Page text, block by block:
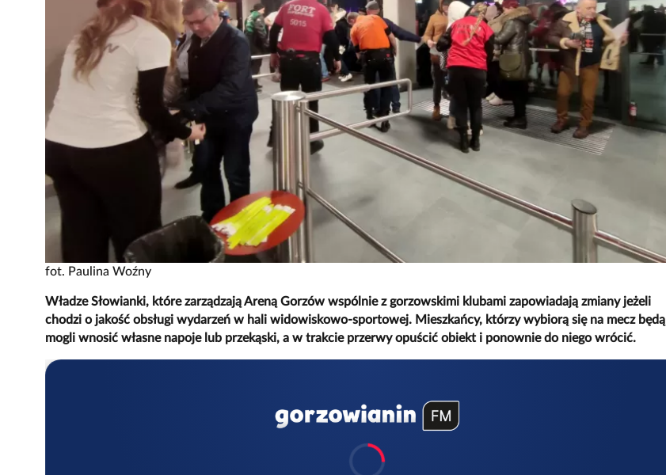
fot. Paulina Woźny
Władze Słowianki, które zarządzają Areną Gorzów wspólnie z gorzowskimi klubami zapowiadają zmiany jeżeli
chodzi o jakość obsługi wydarzeń w hali widowiskowo-sportowej. Mieszkańcy, którzy wybiorą się na mecz będą
mogli wnosić własne napoje lub przekąski, a w trakcie przerwy opuścić obiekt i ponownie do niego wrócić.